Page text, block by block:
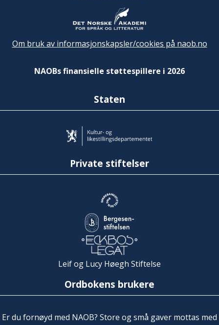
Om bruk av informasjonskapsler/cookies på naob.no
NAOBs finansielle støttespillere i 2026
Staten
Private stiftelser
Leif og Lucy Høegh Stiftelse
Ordbokens brukere
Er du fornøyd med NAOB? Store og små gaver mottas med